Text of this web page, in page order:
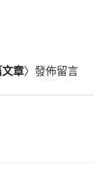
章〉發佈留言